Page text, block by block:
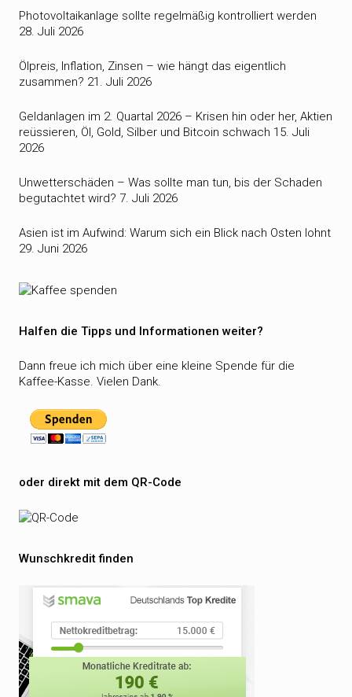
Photovoltaikanlage sollte regelmäßig kontrolliert werden
28. Juli 2026
Ölpreis, Inflation, Zinsen – wie hängt das eigentlich
zusammen? 21. Juli 2026
Geldanlagen im 2. Quartal 2026 – Krisen hin oder her, Aktien
reüssieren, Öl, Gold, Silber und Bitcoin schwach 15. Juli
2026
Unwetterschäden – Was sollte man tun, bis der Schaden
begutachtet wird? 7. Juli 2026
Asien ist im Aufwind: Warum sich ein Blick nach Osten lohnt
29. Juni 2026
Halfen die Tipps und Informationen weiter?
Dann freue ich mich über eine kleine Spende für die
Kaffee-Kasse. Vielen Dank.
oder direkt mit dem QR-Code
Wunschkredit finden